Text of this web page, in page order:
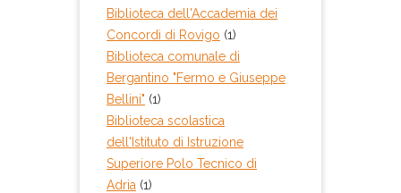
Biblioteca dell'Accademia dei
Concordi di Rovigo (1)
Biblioteca comunale di
Bergantino "Fermo e Giuseppe
Bellini" (1)
Biblioteca scolastica
dell'Istituto di Istruzione
Superiore Polo Tecnico di
Adria (1)